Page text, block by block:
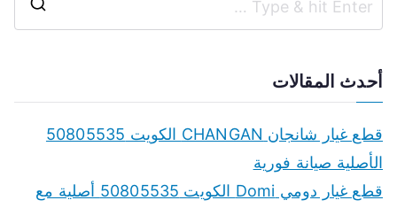
r
أحدث المقالات
قطع غيار شانجان CHANGAN الكويت 50805535
الأصلية صيانة فورية
قطع غيار دومي Domi الكويت 50805535 أصلية مع